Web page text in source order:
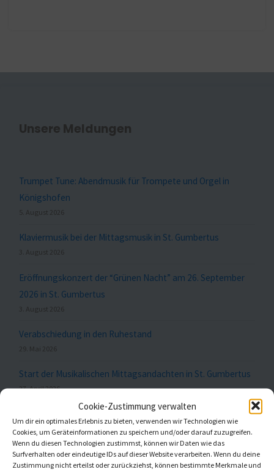
Cookie-Zustimmung verwalten
Um dir ein optimales Erlebnis zu bieten, verwenden wir Technologien wie
Cookies, um Geräteinformationen zu speichern und/oder darauf zuzugreifen.
Wenn du diesen Technologien zustimmst, können wir Daten wie das
Surfverhalten oder eindeutige IDs auf dieser Website verarbeiten. Wenn du deine
Zustimmung nicht erteilst oder zurückziehst, können bestimmte Merkmale und
Unsere Meldungen
Trumpet Tune: Abendmusik für Trompete und Orgel in
Königshofen
5. August 2026
Klaviermusik bei der Mittagsmusik in St. Gumbertus
3. August 2026
Eröffnungskonzert der “Grünen Nacht” am 26. September
2026 in St. Gumbertus
3. August 2026
Verabschiedung in den Ruhestand
29. Mai 2026
Start der Musikalischen Mittagsandachten in St. Gumbertus
27. April 2026
Meldungen nach Themen